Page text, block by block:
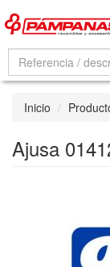
Inicio
Ajusa